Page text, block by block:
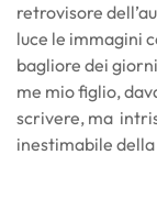
retrovisore
luce le immagini
bagliore dei
me mio figlio,
scrivere, ma
inestimabile